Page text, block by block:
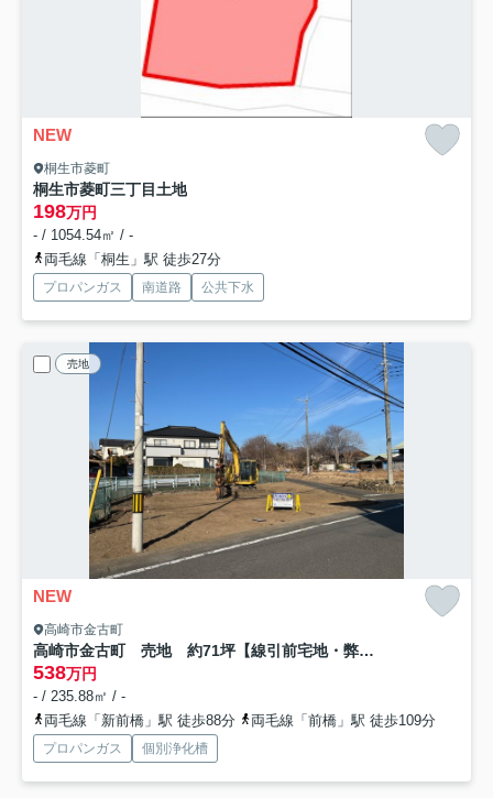
NEW
桐生市菱町
桐生市菱町三丁目土地
198万円
- / 1054.54㎡ / -
両毛線「桐生」駅 徒歩27分
プロパンガス 南道路 公共下水
売地
NEW
高崎市金古町
高崎市金古町 売地 約71坪【線引前宅地・弊社売主】
538万円
- / 235.88㎡ / -
両毛線「新前橋」駅 徒歩88分
両毛線「前橋」駅 徒歩109分
プロパンガス 個別浄化槽